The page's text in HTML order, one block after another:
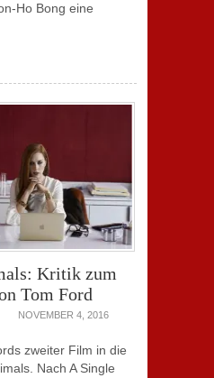
Ho Bong eine
Kritik zum
Tom Ford
NOVEMBER 4, 2016
zweiter Film in die
Nach A Single